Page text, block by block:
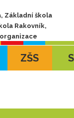
Základní škola
Rakovník,
ZŠS